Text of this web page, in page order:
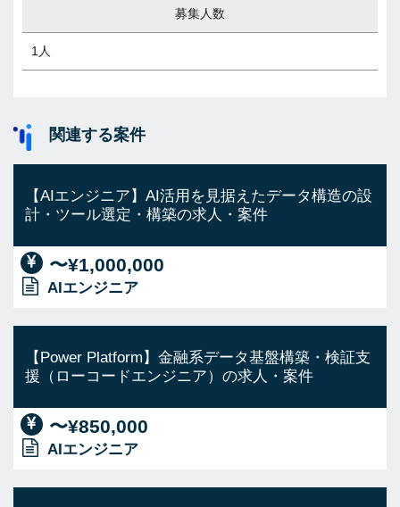
募集人数
1人
関連する案件
【AIエンジニア】AI活用を見据えたデータ構造の設
計・ツール選定・構築の求人・案件
〜¥1,000,000
AIエンジニア
【Power Platform】金融系データ基盤構築・検証支
援（ローコードエンジニア）の求人・案件
〜¥850,000
AIエンジニア